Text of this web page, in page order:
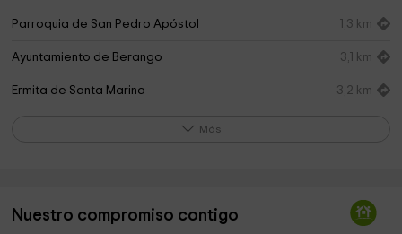
Parroquia de San Pedro Apóstol 1,3 km
Ayuntamiento de Berango 3,1 km
Ermita de Santa Marina 3,2 km
de Cristal Urduliz
Más
Nuestro compromiso contigo